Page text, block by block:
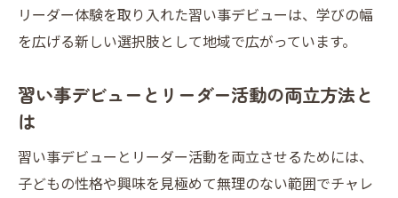
リーダー体験を取り入れた習い事デビューは、学びの幅
を広げる新しい選択肢として地域で広がっています。
習い事デビューとリーダー活動の両立方法と
は
習い事デビューとリーダー活動を両立させるためには、
子どもの性格や興味を見極めて無理のない範囲でチャレ